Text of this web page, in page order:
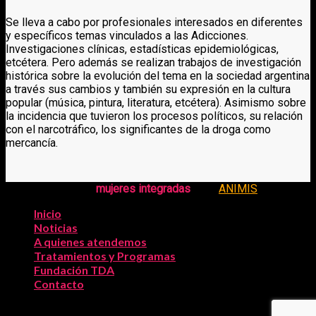
Se lleva a cabo por profesionales interesados en diferentes
y específicos temas vinculados a las Adicciones.
Investigaciones clínicas, estadísticas epidemiológicas,
etcétera. Pero además se realizan trabajos de investigación
histórica sobre la evolución del tema en la sociedad argentina
a través sus cambios y también su expresión en la cultura
popular (música, pintura, literatura, etcétera). Asimismo sobre
la incidencia que tuvieron los procesos políticos, su relación
con el narcotráfico, los significantes de la droga como
mercancía.
mujeres integradas
ANIMIS
Inicio
Noticias
A quienes atendemos
Tratamientos y Programas
Fundación TDA
Contacto